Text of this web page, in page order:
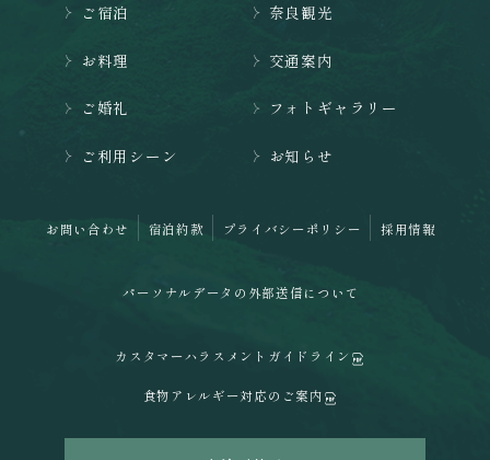
ご宿泊
お料理
ご婚礼
ご利用シーン
奈良観光
交通案内
フォトギャラリー
お知らせ
お問い合わせ 宿泊約款 プライバシーポリシー 採用情報
パーソナルデータの外部送信について
カスタマーハラスメントガイドライン
食物アレルギー対応のご案内